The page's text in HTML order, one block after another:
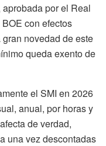
por el Real
con efectos
novedad de este
queda exento de
el SMI en 2026
anual, por horas y
de verdad,
una vez descontadas